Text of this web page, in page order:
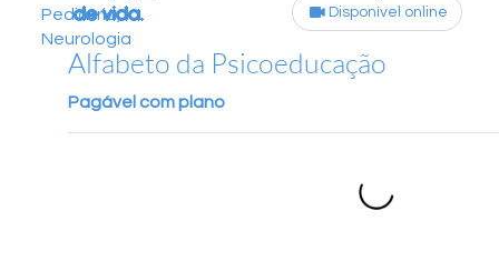
de vida.
Pediatria,
Neurologia
Disponível online
Alfabeto da Psicoeducação
Pagável com plano